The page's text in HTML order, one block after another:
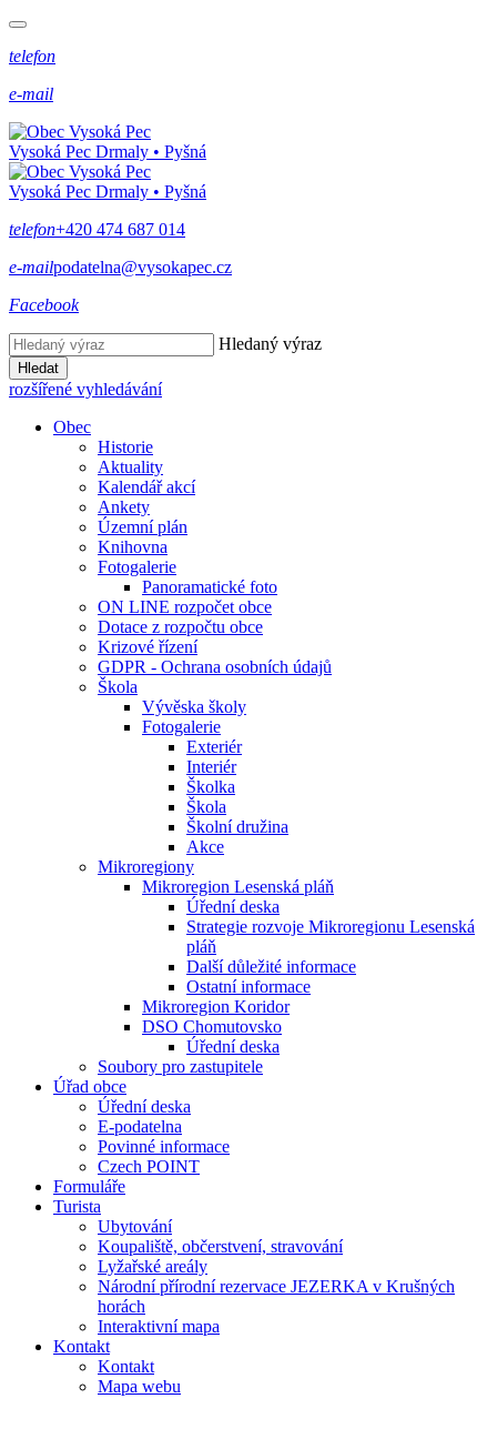
telefon
e-mail
Vysoká Pec Drmaly • Pyšná
Vysoká Pec Drmaly • Pyšná
telefon+420 474 687 014
e-mailpodatelna@vysokapec.cz
Facebook
Hledaný výraz
Hledat
rozšířené vyhledávání
Obec
Historie
Aktuality
Kalendář akcí
Ankety
Územní plán
Knihovna
Fotogalerie
Panoramatické foto
ON LINE rozpočet obce
Dotace z rozpočtu obce
Krizové řízení
GDPR - Ochrana osobních údajů
Škola
Vývěska školy
Fotogalerie
Exteriér
Interiér
Školka
Škola
Školní družina
Akce
Mikroregiony
Mikroregion Lesenská pláň
Úřední deska
Strategie rozvoje Mikroregionu Lesenská
pláň
Další důležité informace
Ostatní informace
Mikroregion Koridor
DSO Chomutovsko
Úřední deska
Soubory pro zastupitele
Úřad obce
Úřední deska
E-podatelna
Povinné informace
Czech POINT
Formuláře
Turista
Ubytování
Koupaliště, občerstvení, stravování
Lyžařské areály
Národní přírodní rezervace JEZERKA v Krušných
horách
Interaktivní mapa
Kontakt
Kontakt
Mapa webu